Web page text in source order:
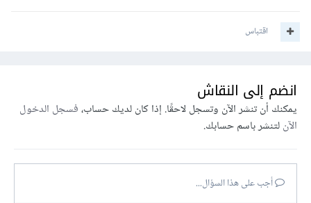
اقتباس
انضم إلى النقاش
يمكنك أن تنشر الآن وتسجل لاحقًا. إذا كان لديك حساب،فسجل الدخول
الآنلتنشر باسم حسابك.
أجب على هذا السؤال...